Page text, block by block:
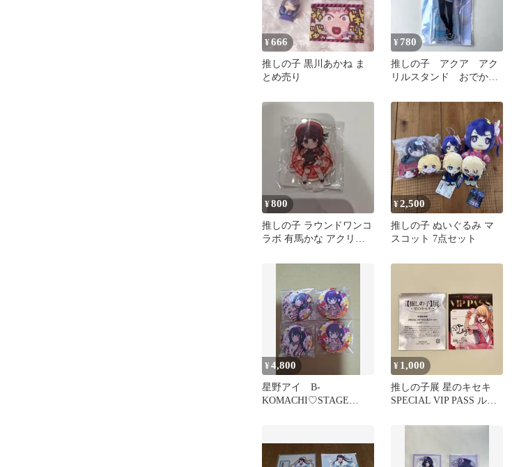
¥666
推しの子 黒川あかね ま
とめ売り
¥ 780
推しの子 アクア アク
リルスタンド おでかけ
¥800
推しの子 ラウンドワンコ
ラボ 有馬かな アクリル
¥2,500
推しの子 ぬいぐるみ マ
スコット 7点セット
¥4,800
星野アイ B-
KOMACHI♡STAGE
¥ 1,000
推しの子展 星のキセキ
SPECIAL VIP PASS ルビ